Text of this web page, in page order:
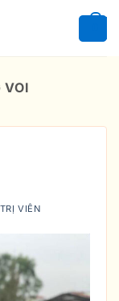
VOI
VIÊN